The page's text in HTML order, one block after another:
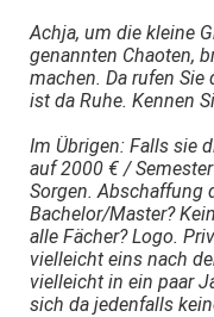
Achja, um die kleine
genannten Chaoten,
machen. Da rufen Sie
ist da Ruhe. Kennen
Im Übrigen: Falls sie
auf 2000 € /
Sorgen. Abschaffung
Bachelor/Master?
alle Fächer? Logo.
vielleicht eins nach
vielleicht in ein paar
sich da jedenfalls